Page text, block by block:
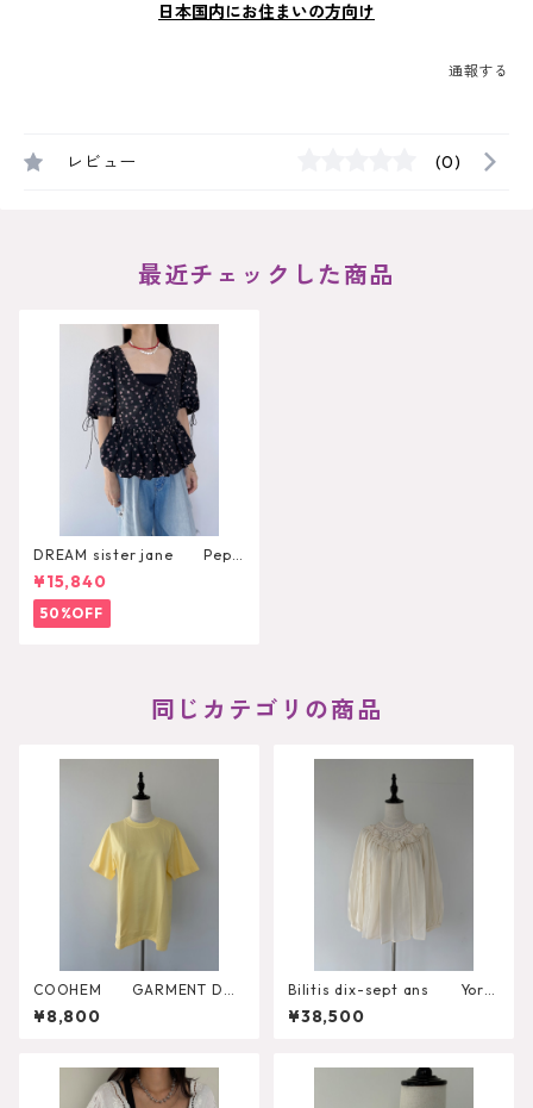
日本国内にお住まいの方向け
通報する
レビュー (0)
最近チェックした商品
DREAM sister jane Pepp
er Floral Top
¥15,840
50%OFF
同じカテゴリの商品
COOHEM GARMENT DYE
D SOLID T-SHIRT（Short Sle
eve Crew）
¥8,800
Bilitis dix-sept ans York
Lace Blouse 2911-960
¥38,500